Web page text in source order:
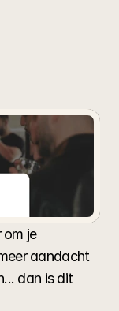
Te
om je
aandacht
dan is dit
om je
aandacht
dan is dit